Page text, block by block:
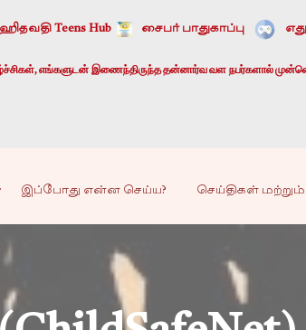
ஹிதவதி Teens Hub சைபர் பாதுகாப்பு எது
எங்களுடன் இணைந்திருந்த தன்னார்வ வள நபர்களால்
இப்போது என்ன செய்ய? செய்திகள் மற்றும்